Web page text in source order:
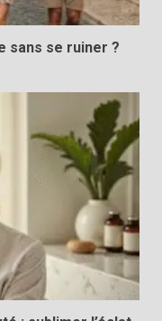
sans se ruiner ?